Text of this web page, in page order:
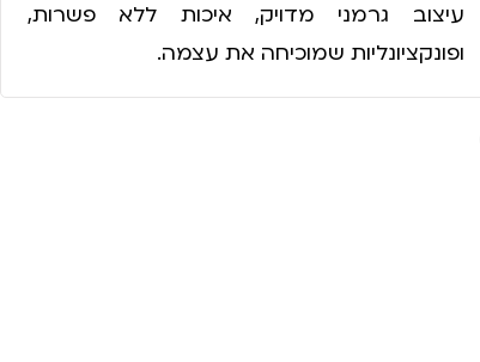
עיצוב גרמני מדויק, איכות ללא פשרות,
ופונקציונליות שמוכיחה את עצמה.